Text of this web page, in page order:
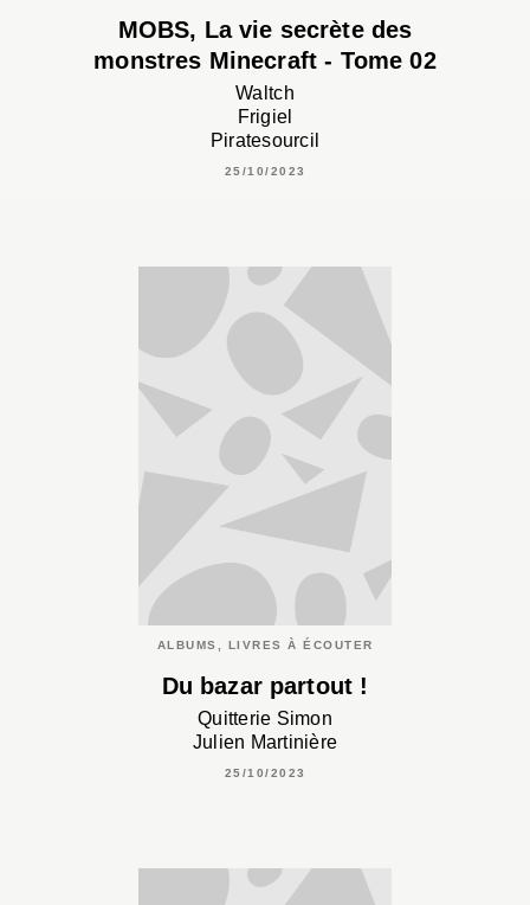
MOBS, La vie secrète des
monstres Minecraft - Tome 02
Waltch
Frigiel
Piratesourcil
25/10/2023
ALBUMS, LIVRES À ÉCOUTER
Du bazar partout !
Quitterie Simon
Julien Martinière
25/10/2023